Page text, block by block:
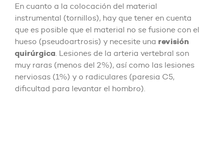
En cuanto a la colocación del material
instrumental (tornillos), hay que tener en cuenta
que es posible que el material no se fusione con el
hueso (pseudoartrosis) y necesite una revisión
quirúrgica . Lesiones de la arteria vertebral son
muy raras (menos del 2%), así como las lesiones
nerviosas (1%) y o radiculares (paresia C5,
dificultad para levantar el hombro).